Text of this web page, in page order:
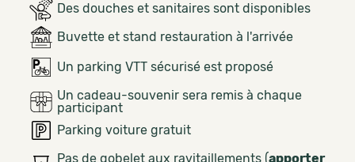
Des douches et sanitaires sont disponibles
Buvette et stand restauration à l'arrivée
Un parking VTT sécurisé est proposé
Un cadeau-souvenir sera remis à chaque
participant
Parking voiture gratuit
Pas de gobelet aux ravitaillements (apporter